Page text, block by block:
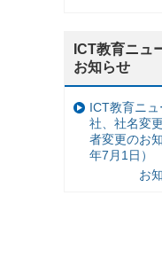
ICT教育ニュ
お知らせ
ICT教育ニ
社、社名変
者変更のお
年7月1日）
お